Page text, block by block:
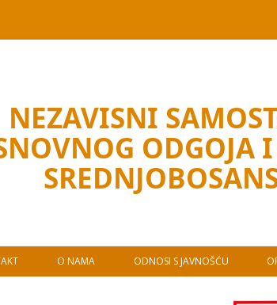
NEZAVISNI
ODGOJA
O NAMA ODNOSI S JAVNOŠĆU